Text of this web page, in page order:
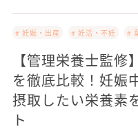
# 妊娠・出産 # 妊活・不妊 #
【管理栄養士監修
を徹底比較！妊娠
摂取したい栄養素
ト